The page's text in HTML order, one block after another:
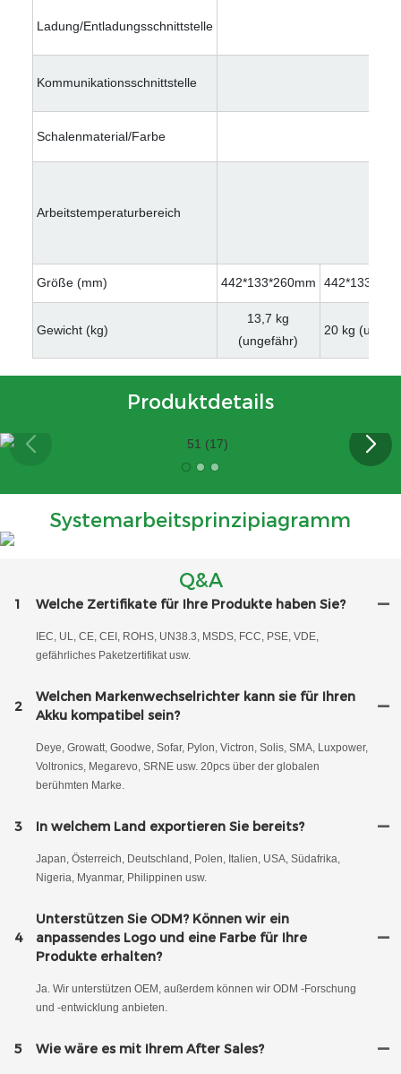
Ladung/Entladungsschnittstelle
Kommunikationsschnittstelle
Schalenmaterial/Farbe
Arbeitstemperaturbereich
Größe (mm) 442*133*260mm
Gewicht (kg)
13,7 kg
(ungefähr)
20 kg
Produktdetails
Systemarbeitsprinzipiagramm
Q&A
1 Welche Zertifikate für Ihre Produkte haben Sie?
IEC, UL, CE, CEI, ROHS, UN38.3, MSDS, FCC, PSE, VDE,
gefährliches Paketzertifikat usw.
2
Welchen Markenwechselrichter kann sie für Ihren
Akku kompatibel sein?
Deye, Growatt, Goodwe, Sofar, Pylon, Victron, Solis, SMA, Luxpower,
Voltronics, Megarevo, SRNE usw. 20pcs über der globalen
berühmten Marke.
3 In welchem ​​Land exportieren Sie bereits?
Japan, Österreich, Deutschland, Polen, Italien, USA, Südafrika,
Nigeria, Myanmar, Philippinen usw.
4
Unterstützen Sie ODM? Können wir ein
anpassendes Logo und eine Farbe für Ihre
Produkte erhalten?
Ja. Wir unterstützen OEM, außerdem können wir ODM -Forschung
und -entwicklung anbieten.
5 Wie wäre es mit Ihrem After Sales?